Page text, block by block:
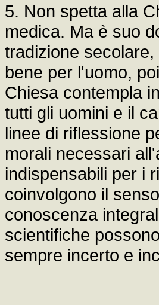
5. Non spetta alla
medica. Ma è suo
tradizione
bene per l'uomo,
Chiesa contempla
tutti gli uomini e il
linee di riflessione
morali necessari
indispensabili per i
coinvolgono il
conoscenza
scientifiche
sempre incerto e